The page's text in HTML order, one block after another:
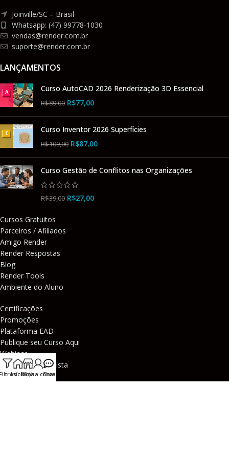
Joinville/SC – Brasil
Whatsapp: (47) 99778-1030
vendas@render.com.br
suporte@render.com.br
LANÇAMENTOS
Curso AutoCAD 2026 Renderização 3D Essencial
R$89,00 R$77,00
Curso Inventor 2026 Superfícies
R$109,00 R$87,00
Curso Gestão de Conflitos nas Organizações
R$39,00 R$27,00
Cursos Gratuitos
Parceiros / Afiliados
Amigo Render
Render Respostas
Blog
Render Tools
Ambiente do Aluno
Certificações
Promoções
Plataforma EAD
Publique seu Curso Aqui
Webinar
Vagas de desenhista
InícioLoja
Minha conta
Chat